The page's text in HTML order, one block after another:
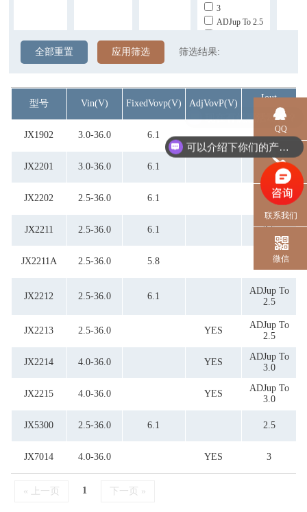
3
ADJup To 2.5
全部重置 应用筛选 筛选结果:
型号 Vin(V) FixedVovp(V) AdjVovP(V)
Iout
Max(A)
JX1902 3.0-36.0 6.1 1
JX2201 3.0-36.0 6.1 1.5
JX2202 2.5-36.0 6.1 2
JX2211 2.5-36.0 6.1 2.5
JX2211A 2.5-36.0 5.8 2.3
JX2212 2.5-36.0 6.1
ADJup To
2.5
JX2213 2.5-36.0 YES
ADJup To
2.5
JX2214 4.0-36.0 YES
ADJup To
3.0
JX2215 4.0-36.0 YES
ADJup To
3.0
JX5300 2.5-36.0 6.1 2.5
JX7014 4.0-36.0 YES 3
« 上一页 1 下一页 »
QQ
电话
联系我们
微信
可以介绍下你们的产品么？